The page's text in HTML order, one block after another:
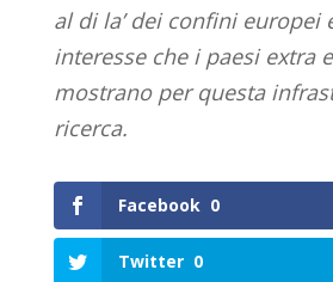
al di la’ dei confini europei
interesse che i paesi extra
mostrano per questa
ricerca.
Facebook 0
Twitter 0